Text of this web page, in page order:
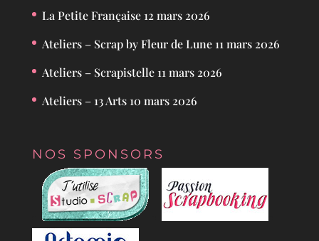
La Petite Française 12 mars 2026
Ateliers – Scrap by Fleur de Lune 11 mars 2026
Ateliers – Scrapistelle 11 mars 2026
Ateliers – 13 Arts 10 mars 2026
NOS SPONSORS